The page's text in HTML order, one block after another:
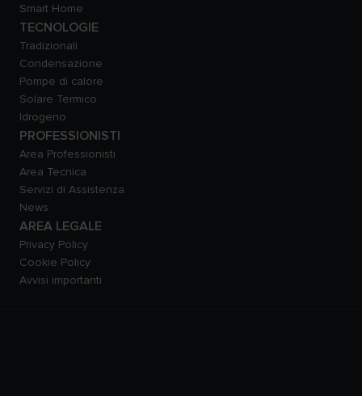
Smart Home
TECNOLOGIE
Tradizionali
Condensazione
Pompe di calore
Solare Termico
Idrogeno
PROFESSIONISTI
Area Professionisti
Area Tecnica
Servizi di Assistenza
News
AREA LEGALE
Privacy Policy
Cookie Policy
Avvisi importanti